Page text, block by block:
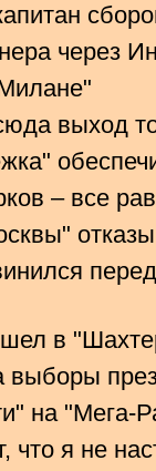
через
выход
– все
в
выборы
на "Мега-
что я не